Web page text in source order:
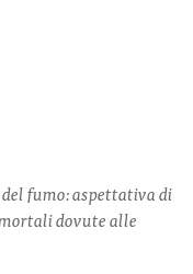
fumo: aspettativa di
dovute alle